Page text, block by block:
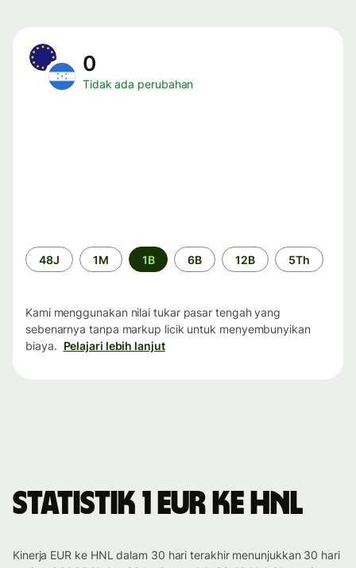
0
Tidak ada perubahan
Periode
waktu
48J 1M 1B 6B 12B 5Th
Kami menggunakan nilai tukar pasar tengah yang
sebenarnya tanpa markup licik untuk menyembunyikan
biaya. Pelajari lebih lanjut
Statistik 1 EUR ke HNL
Kinerja EUR ke HNL dalam 30 hari terakhir menunjukkan 30 hari